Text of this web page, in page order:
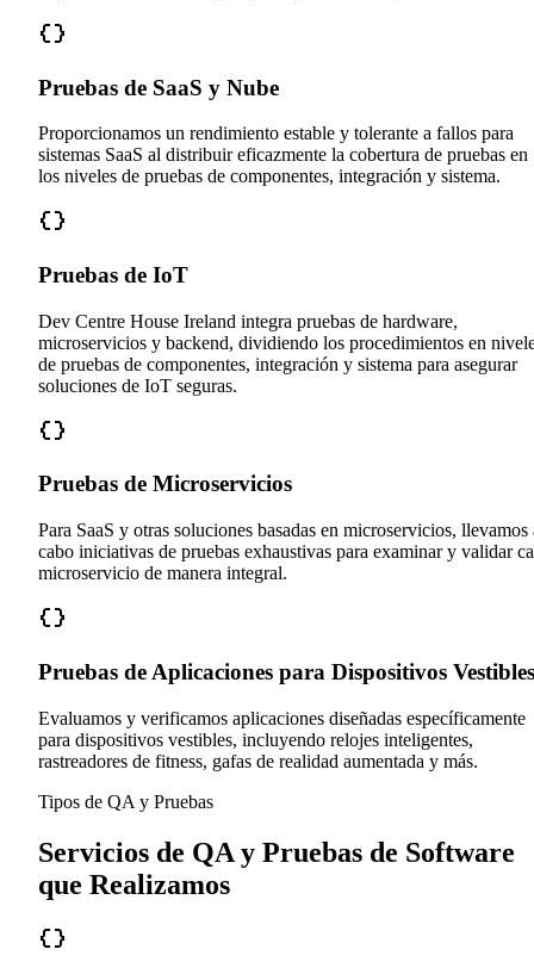
Pruebas de SaaS y Nube
Proporcionamos un rendimiento estable y tolerante a fallos para
sistemas SaaS al distribuir eficazmente la cobertura de pruebas en
los niveles de pruebas de componentes, integración y sistema.
Pruebas de IoT
Dev Centre House Ireland integra pruebas de hardware,
microservicios y backend, dividiendo los procedimientos en
de pruebas de componentes, integración y sistema para asegurar
soluciones de IoT seguras.
Pruebas de Microservicios
Para SaaS y otras soluciones basadas en microservicios, llevamos
cabo iniciativas de pruebas exhaustivas para examinar y validar
microservicio de manera integral.
Pruebas de Aplicaciones para Dispositivos Vestibles
Evaluamos y verificamos aplicaciones diseñadas específicamente
para dispositivos vestibles, incluyendo relojes inteligentes,
rastreadores de fitness, gafas de realidad aumentada y más.
Tipos de QA y Pruebas
Servicios de QA y Pruebas de Software
que Realizamos